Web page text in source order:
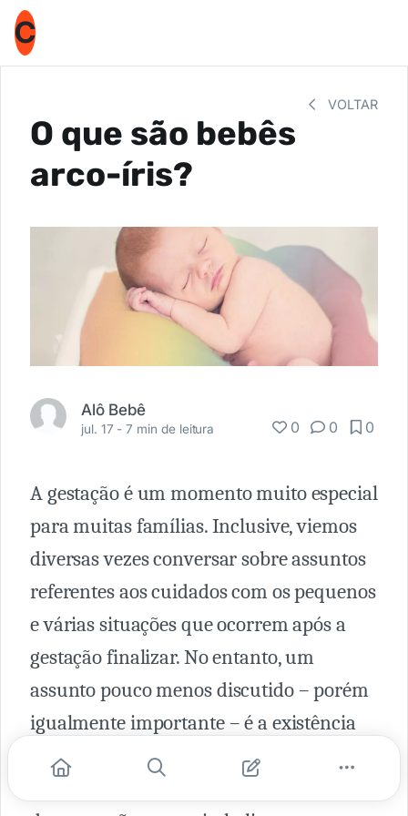
C
VOLTAR
O que são bebês
arco-íris?
Alô Bebê
jul. 17 -7 min de leitura 0 0 0
A gestação é um momento muito especial
para muitas famílias. Inclusive, viemos
diversas vezes conversar sobre assuntos
referentes aos cuidados com os pequenos
e várias situações que ocorrem após a
gestação finalizar. No entanto, um
assunto pouco menos discutido – porém
igualmente importante – é a existência
dos bebês chamados “bebês arco-íris”.